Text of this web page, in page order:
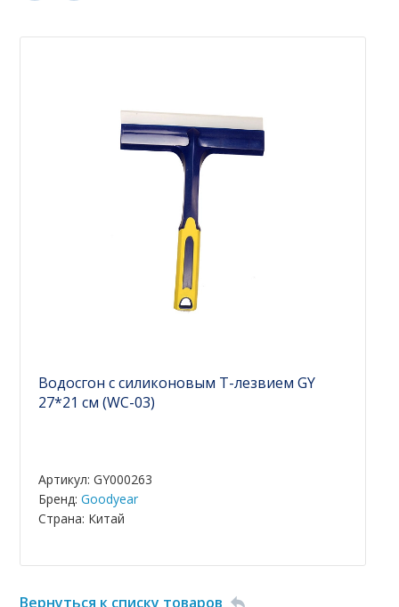
Водосгон с силиконовым Т-лезвием GY
27*21 см (WC-03)
Артикул: GY000263
Бренд:Goodyear
Страна: Китай
Вернуться к списку товаров